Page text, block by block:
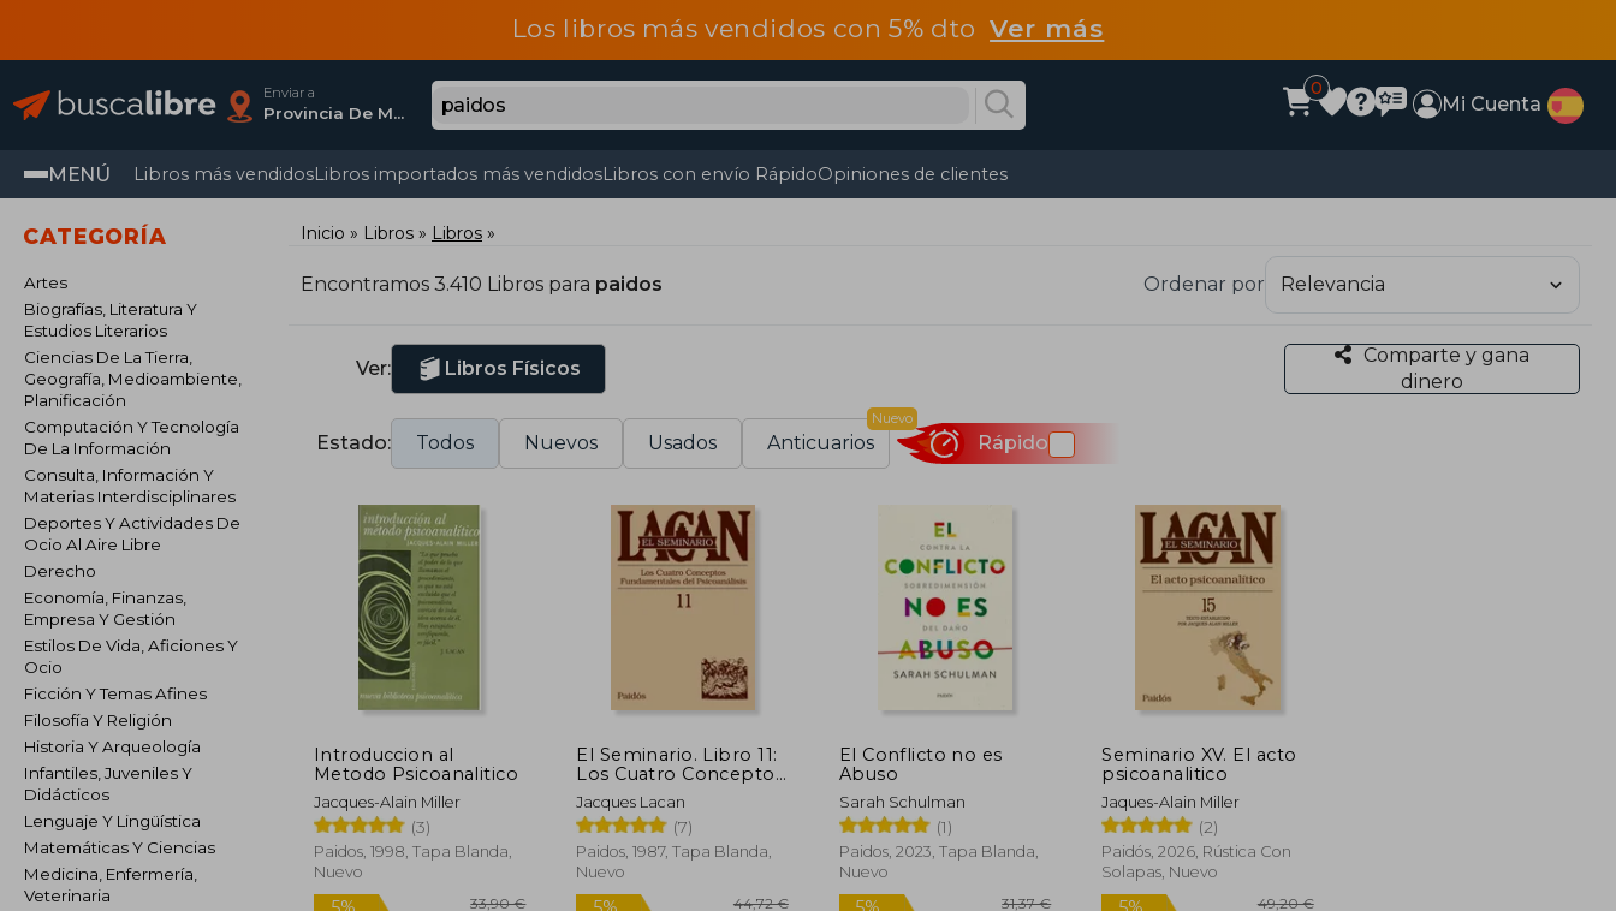
Los libros más vendidos con 5% dtoVer más
Enviar a
Provincia De Madrid
0
Mi Cuenta
MENÚ Libros más vendidosLibros importados más vendidosLibros con envío RápidoOpiniones de clientes
CATEGORÍA
Artes
Biografías, Literatura Y
Estudios Literarios
Ciencias De La Tierra,
Geografía, Medioambiente,
Planificación
Computación Y Tecnología
De La Información
Consulta, Información Y
Materias Interdisciplinares
Deportes Y Actividades De
Ocio Al Aire Libre
Derecho
Economía, Finanzas,
Empresa Y Gestión
Estilos De Vida, Aficiones Y
Ocio
Ficción Y Temas Afines
Filosofía Y Religión
Historia Y Arqueología
Infantiles, Juveniles Y
Didácticos
Lenguaje Y Lingüística
Matemáticas Y Ciencias
Medicina, Enfermería,
Veterinaria
Inicio Libros Libros
Encontramos 3.410 Libros para paidos Ordenar por
Ver: Libros Físicos
Comparte y gana
dinero
Estado: Todos Nuevos Usados Anticuarios
Nuevo
Rápido
Introduccion al
Metodo Psicoanalitico
Jacques-Alain Miller
(3)
Paidos, 1998, Tapa Blanda,
Nuevo
El Seminario. Libro 11:
Los Cuatro Conceptos
Fundamentales del
Psicoanálisis (el
Seminario de Jacques
Lacan)
Jacques Lacan
(7)
Paidos, 1987, Tapa Blanda,
Nuevo
El Conflicto no es
Abuso
Sarah Schulman
(1)
Paidos, 2023, Tapa Blanda,
Nuevo
Seminario XV. El acto
psicoanalitico
Jaques-Alain Miller
(2)
Paidós, 2026, Rústica Con
Solapas, Nuevo